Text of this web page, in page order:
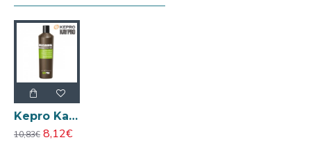
Kepro Kaypro Macadamia šampūns trausliem matiem 350ml
10,83€ 8,12€